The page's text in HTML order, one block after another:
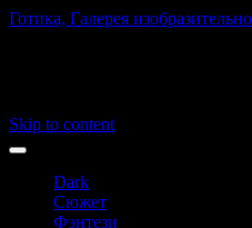
Готика, Галерея
Skip to content
Dark
Сюжет
Фэнтези